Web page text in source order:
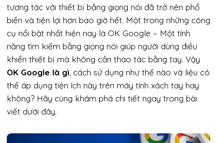
tương tác với thiết bị bằng giọng nói đã trở nên phổ
biến và tiện lợi hơn bao giờ hết. Một trong những công
cụ nổi bật nhất hiện nay là OK Google – Một tính
năng tìm kiếm bằng giọng nói giúp người dùng điều
khiển thiết bị mà không cần thao tác bằng tay. Vậy
OK Google là gì , cách sử dụng như thế nào và liệu có
thể áp dụng tiện ích này trên máy tính xách tay hay
không? Hãy cùng khám phá chi tiết ngay trong bài
viết dưới đây.